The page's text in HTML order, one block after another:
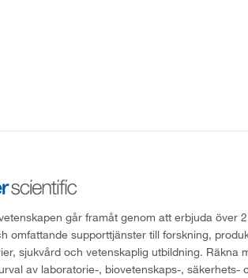
går framåt genom att erbjuda över
omfattande supporttjänster till forskning,
sjukvård och vetenskaplig utbildning. Räkna
av laboratorie-, biovetenskaps-, säkerhets-